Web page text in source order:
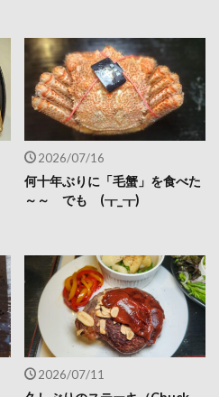
2026/07/16
何十年ぶりに「毛蟹」を食べた
～～ でも (┰_┰)
2026/07/11